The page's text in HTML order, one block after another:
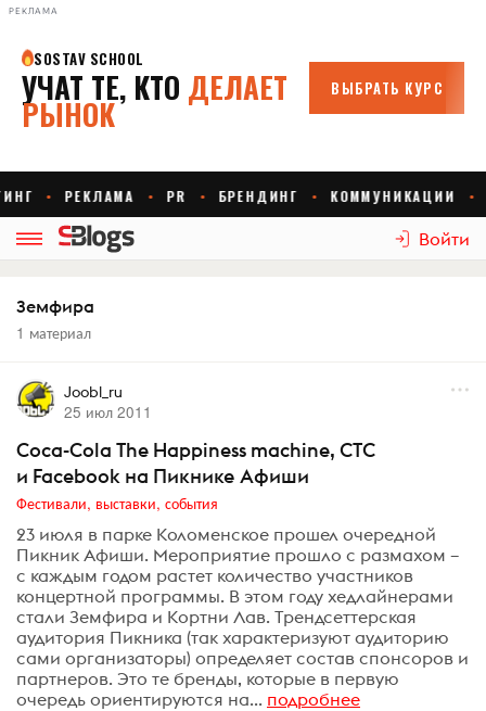
РЕКЛАМА
Войти
Земфира
1 материал
Joobl_ru
25 июл 2011
Coca-Cola The Happiness machine, СТС
и Facebook на Пикнике Афиши
Фестивали, выставки, события
23 июля в парке Коломенское прошел очередной
Пикник Афиши. Мероприятие прошло с размахом –
с каждым годом растет количество участников
концертной программы. В этом году хедлайнерами
стали Земфира и Кортни Лав. Трендсеттерская
аудитория Пикника (так характеризуют аудиторию
сами организаторы) определяет состав спонсоров и
партнеров. Это те бренды, которые в первую
очередь ориентируются на... подробнее